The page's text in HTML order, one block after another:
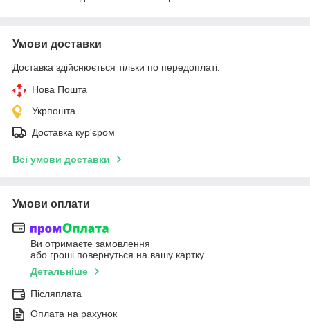
Умови доставки
Доставка здійснюється тільки по передоплаті.
Нова Пошта
Укрпошта
Доставка кур'єром
Всі умови доставки
Умови оплати
Ви отримаєте замовлення
або гроші повернуться на вашу картку
Детальніше
Післяплата
Оплата на рахунок